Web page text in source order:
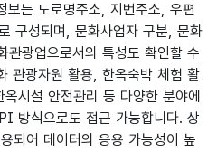
보는 도로명주소, 지번주소, 우편
구성되며, 문화사업자 구분, 문화
관광업으로서의 특성도 확인할 수
관광자원 활용, 한옥숙박 체험 활
시설 안전관리 등 다양한 분야에
방식으로도 접근 가능합니다. 상
되어 데이터의 응용 가능성이 높